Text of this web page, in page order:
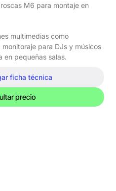
M6 para montaje en
multimedias como
para DJs y músicos
en pequeñas salas.
ficha técnica
precio